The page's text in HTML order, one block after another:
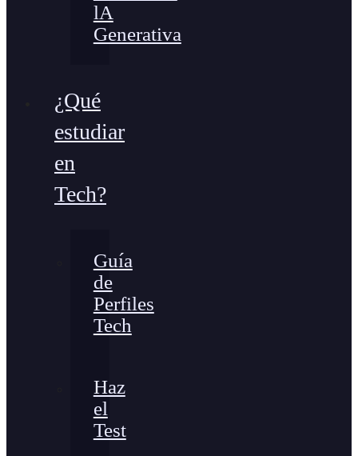
lA
Generativa
¿Qué
estudiar
en
Tech?
Guía
de
Perfiles
Tech
Haz
el
Test